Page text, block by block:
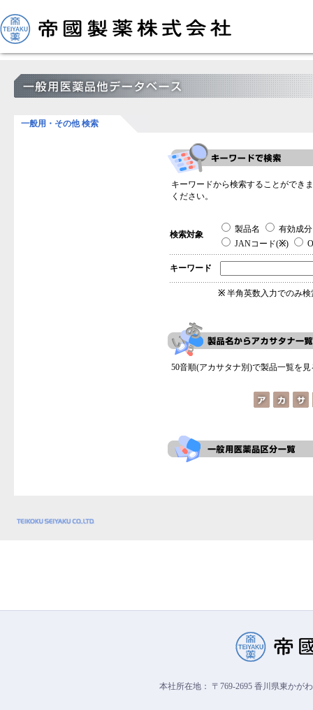
一般用・その他 検索
キーワードから検索することができ
ください。
検索対象
製品名
有効成
JANコード(※)
キーワード
※ 半角英数入力でのみ
50音順(アカサタナ別)で製品一覧を
本社所在地： 〒769-2695 香川県東かが